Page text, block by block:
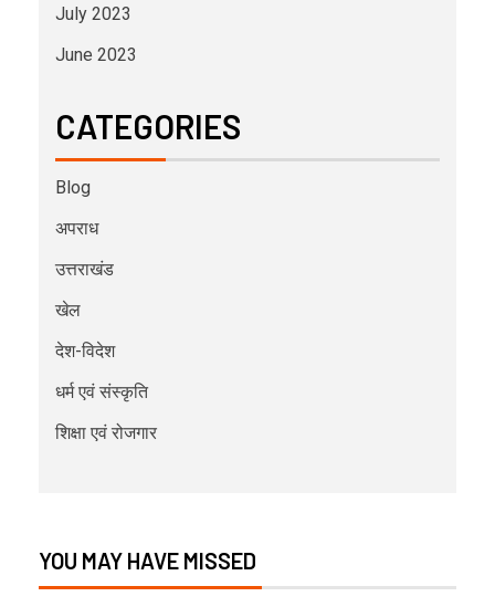
July 2023
June 2023
CATEGORIES
Blog
अपराध
उत्तराखंड
खेल
देश-विदेश
धर्म एवं संस्कृति
शिक्षा एवं रोजगार
YOU MAY HAVE MISSED